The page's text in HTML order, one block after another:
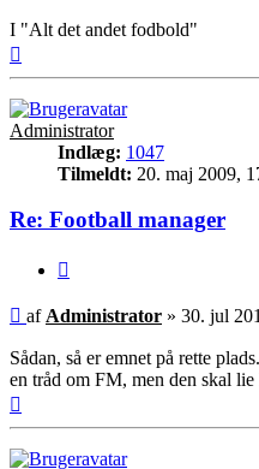
I "Alt det andet fodbold"
Administrator
Indlæg: 1047
Tilmeldt: 20. maj 2009,
Re: Football manager
Indlæg
af Administrator » 30. jul
Sådan, så er emnet på rette
en tråd om FM, men den skal